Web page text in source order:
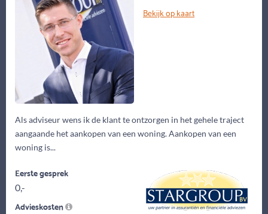
Bekijk op kaart
Als adviseur wens ik de klant te ontzorgen in het gehele traject
aangaande het aankopen van een woning. Aankopen van een
woning is...
Eerste gesprek
0,-
Advieskosten